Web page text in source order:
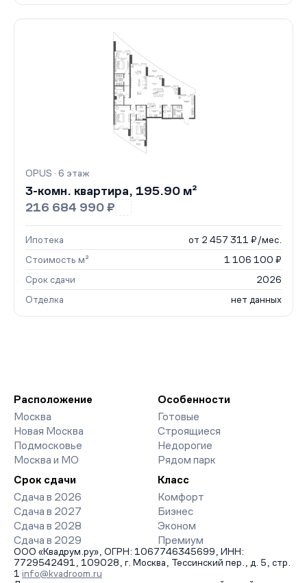
OPUS · 6 этаж
3-комн. квартира, 195.90 м²
216 684 990 ₽
Ипотека
от 2 457 311 ₽/мес.
Стоимость м²
1 106 100 ₽
Срок сдачи
2026
Отделка
нет данных
Расположение
Москва
Новая Москва
Подмосковье
Москва и МО
Особенности
Готовые
Строящиеся
Недорогие
Рядом парк
Срок сдачи
Сдача в 2026
Сдача в 2027
Сдача в 2028
Сдача в 2029
Класс
Комфорт
Бизнес
Эконом
Премиум
ООО «Квадрум.ру», ОГРН: 1067746345699, ИНН:
7729542491, 109028, г. Москва, Тессинский пер., д. 5, стр.
1 info@kvadroom.ru